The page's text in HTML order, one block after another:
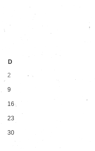
D
2
9
16
23
30